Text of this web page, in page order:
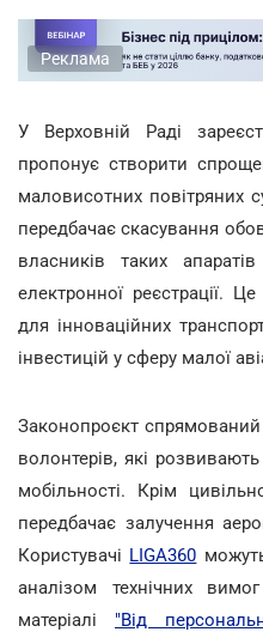
Реклама
У Верховній Раді
пропонує створити
маловисотних повітряних
передбачає скасування
власників таких
електронної реєстрації.
для інноваційних
інвестицій у сферу малої
Законопроєкт спрямований
волонтерів, які
мобільності. Крім
передбачає залучення
Користувачі LIGA360
аналізом технічних
матеріалі "Від